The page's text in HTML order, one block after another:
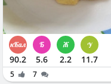
90.2 5.6 2.2 11.7
5 7